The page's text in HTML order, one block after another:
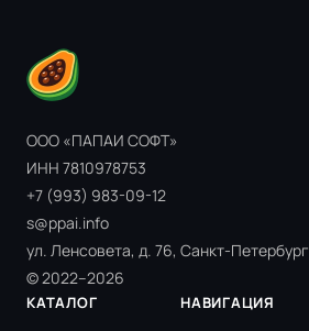
ООО «ПАПАИ СОФТ»
ИНН 7810978753
+7 (993) 983-09-12
s@ppai.info
ул. Ленсовета, д. 76, Санкт-Петербург
© 2022–2026
КАТАЛОГ НАВИГАЦИЯ